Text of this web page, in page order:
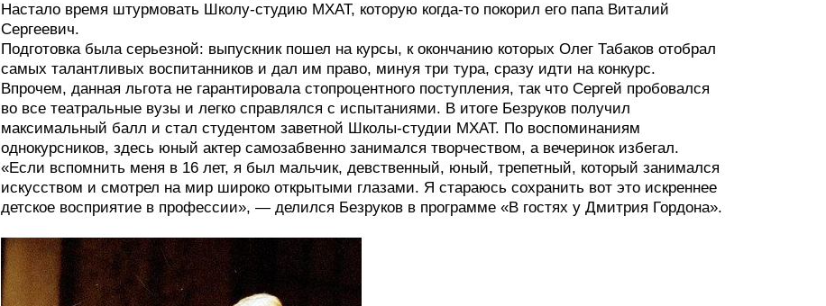
Настало время штурмовать Школу-студию МХАТ, которую когда-то покорил его папа Виталий
Сергеевич.
Подготовка была серьезной: выпускник пошел на курсы, к окончанию которых Олег Табаков отобрал
самых талантливых воспитанников и дал им право, минуя три тура, сразу идти на конкурс.
Впрочем, данная льгота не гарантировала стопроцентного поступления, так что Сергей пробовался
во все театральные вузы и легко справлялся с испытаниями. В итоге Безруков получил
максимальный балл и стал студентом заветной Школы-студии МХАТ. По воспоминаниям
однокурсников, здесь юный актер самозабвенно занимался творчеством, а вечеринок избегал.
«Если вспомнить меня в 16 лет, я был мальчик, девственный, юный, трепетный, который занимался
искусством и смотрел на мир широко открытыми глазами. Я стараюсь сохранить вот это искреннее
детское восприятие в профессии», — делился Безруков в программе «В гостях у Дмитрия Гордона».